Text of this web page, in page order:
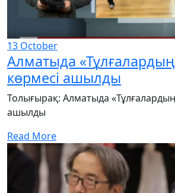
13 October
Алматыда «Тұлғалардың
көрмесі ашылды
Толығырақ: Алматыда «Тұлғалардың
ашылды
Read More